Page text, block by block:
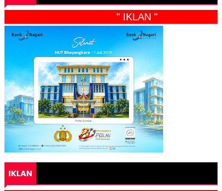
" IKLAN "
IKLAN